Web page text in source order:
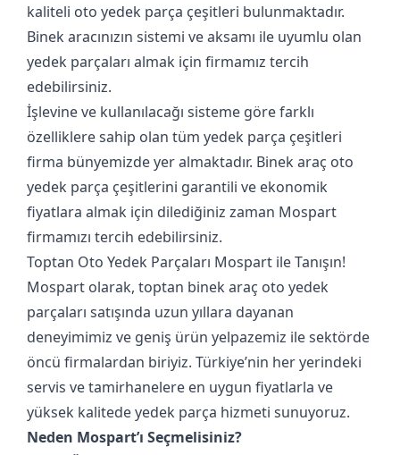
kaliteli oto yedek parça çeşitleri bulunmaktadır.
Binek aracınızın sistemi ve aksamı ile uyumlu olan
yedek parçaları almak için firmamız tercih
edebilirsiniz.
İşlevine ve kullanılacağı sisteme göre farklı
özelliklere sahip olan tüm yedek parça çeşitleri
firma bünyemizde yer almaktadır. Binek araç oto
yedek parça çeşitlerini garantili ve ekonomik
fiyatlara almak için dilediğiniz zaman Mospart
firmamızı tercih edebilirsiniz.
Toptan Oto Yedek Parçaları Mospart ile Tanışın!
Mospart olarak, toptan binek araç oto yedek
parçaları satışında uzun yıllara dayanan
deneyimimiz ve geniş ürün yelpazemiz ile sektörde
öncü firmalardan biriyiz. Türkiye’nin her yerindeki
servis ve tamirhanelere en uygun fiyatlarla ve
yüksek kalitede yedek parça hizmeti sunuyoruz.
Neden Mospart’ı Seçmelisiniz?